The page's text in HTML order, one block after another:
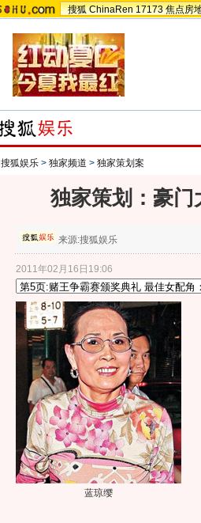
搜狐 ChinaRen 17173 焦点房
搜狐娱乐 > 独家频道 > 独家策划案
独家策划：豪门
来源:搜狐娱乐
2011年02月16日19:06
蓝琼缨